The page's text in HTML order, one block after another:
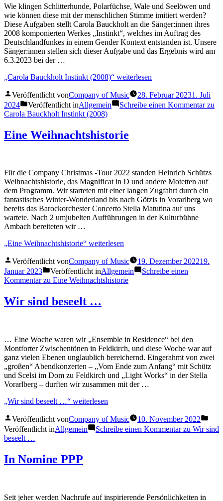
Wie klingen Schlitterhunde, Polarfüchse, Wale und Seelöwen und
wie können diese mit der menschlichen Stimme imitiert werden?
Diese Aufgaben stellt Carola Bauckholt an die Sänger:innen ihres
2008 komponierten Werkes „Instinkt“, welches im Auftrag des
Deutschlandfunkes in einem Gender Kontext entstanden ist. Unsere
Sänger:innen stellen sich dieser Aufgabe und das Ergebnis wird am
6.3.2023 bei der …
„Carola Bauckholt Instinkt (2008)“ weiterlesen
Veröffentlicht vonCompany of Music 28. Februar 20231. Juli
2024
Veröffentlicht inAllgemein Schreibe einen Kommentarzu
Carola Bauckholt Instinkt (2008)
Eine Weihnachtshistorie
Für die Company Christmas -Tour 2022 standen Heinrich Schützs
Weihnachtshistorie, das Magnificat in D und andere Motetten auf
dem Programm. Wir starteten mit einer langen Zugfahrt durch ein
fantastisches Winter-Wonderland bis nach Götzis in Vorarlberg wo
bereits das Barockorchester Concerto Stella Matutina auf uns
wartete. Nach 2 umjubelten Aufführungen in der Kulturbühne
Ambach bereiteten wir …
„Eine Weihnachtshistorie“ weiterlesen
Veröffentlicht vonCompany of Music 19. Dezember 202219.
Januar 2023
Veröffentlicht inAllgemein
Schreibe einen
Kommentarzu Eine Weihnachtshistorie
Wir sind beseelt …
… Eine Woche waren wir „Ensemble in Residence“ bei den
Montforter Zwischentönen in Feldkirch, und diese Woche war auf
ganz vielen Ebenen unglaublich bereichernd. Eingerahmt von zwei
„großen“ Abendkonzerten – „Vom Ende zum Anfang“ mit Schütz
und Scelsi im Dom zu Feldkirch und „Light Works“ in der Stella
Vorarlberg – durften wir zusammen mit der …
„Wir sind beseelt …“ weiterlesen
Veröffentlicht vonCompany of Music
10. November 2022
Veröffentlicht inAllgemein Schreibe einen Kommentarzu Wir sind
beseelt …
In Nomine PPP
Seit jeher werden Nachrufe auf inspirierende Persönlichkeiten in